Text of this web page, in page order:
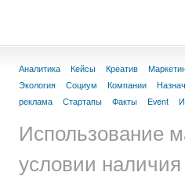
Аналитика Кейсы Креатив
Экология
Социум Компании
реклама
Стартапы Факты Event
Использование
условии